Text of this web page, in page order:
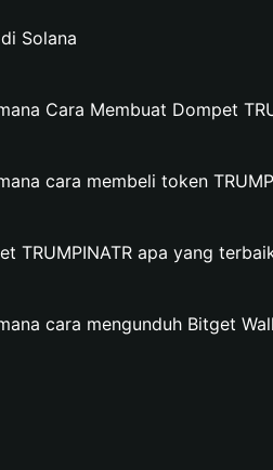
Solana
Cara Membuat Dompet
cara membeli token
TRUMPINATR apa yang
cara mengunduh Bitget